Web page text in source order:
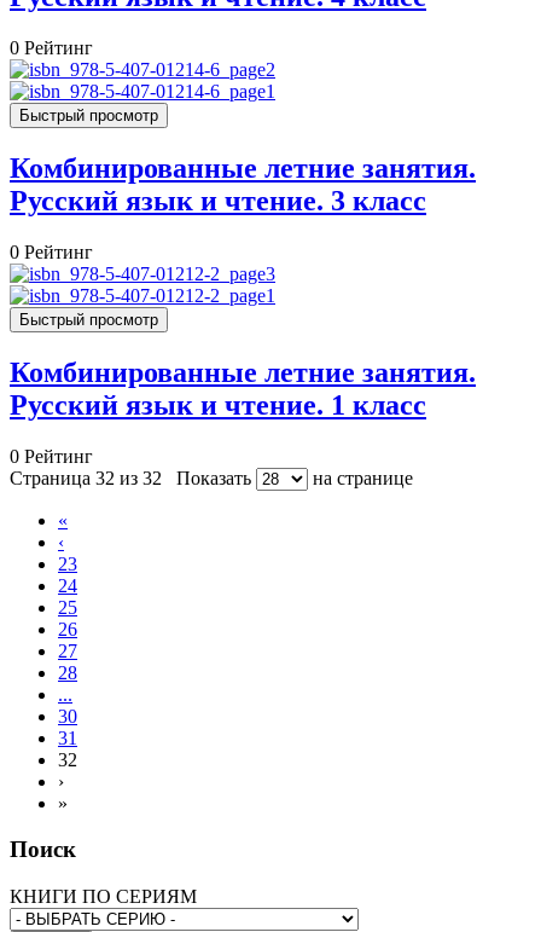
0 Рейтинг
Быстрый просмотр
Комбинированные летние занятия.
Русский язык и чтение. 3 класс
0 Рейтинг
Быстрый просмотр
Комбинированные летние занятия.
Русский язык и чтение. 1 класс
0 Рейтинг
Страница 32 из 32
Показать на странице
«
‹
23
24
25
26
27
28
...
30
31
32
›
»
Поиск
КНИГИ ПО СЕРИЯМ